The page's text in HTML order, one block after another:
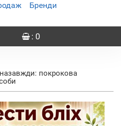
Бренди
: 0
покрокова